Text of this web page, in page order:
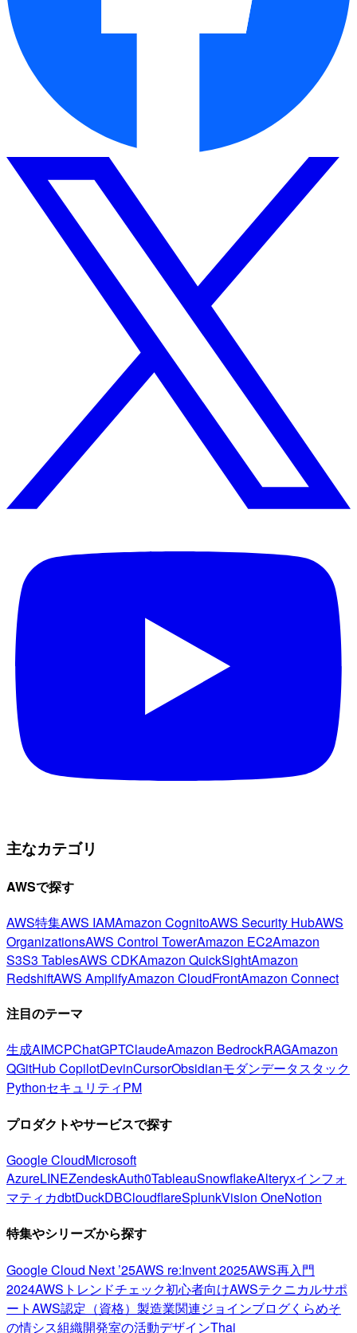
主なカテゴリ
AWSで探す
AWS特集AWS IAMAmazon CognitoAWS Security HubAWS
OrganizationsAWS Control TowerAmazon EC2Amazon
S3S3 TablesAWS CDKAmazon QuickSightAmazon
RedshiftAWS AmplifyAmazon CloudFrontAmazon Connect
注目のテーマ
生成AIMCPChatGPTClaudeAmazon BedrockRAGAmazon
QGitHub CopilotDevinCursorObsidianモダンデータスタック
PythonセキュリティPM
プロダクトやサービスで探す
Google CloudMicrosoft
AzureLINEZendeskAuth0TableauSnowflakeAlteryxインフォ
マティカdbtDuckDBCloudflareSplunkVision OneNotion
特集やシリーズから探す
Google Cloud Next ’25AWS re:Invent 2025AWS再入門
2024AWSトレンドチェック初心者向けAWSテクニカルサポ
ートAWS認定（資格） 製造業関連ジョインブログくらめそ
の情シス組織開発室の活動デザインThai